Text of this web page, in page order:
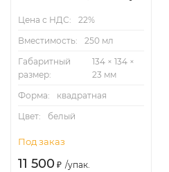
Цена с НДС:
22%
Вместимость:
250 мл
Габаритный
размер:
134 × 134 ×
23 мм
Форма:
квадратная
Цвет:
белый
Под заказ
11 500 ₽ /упак.